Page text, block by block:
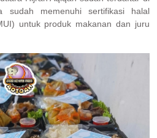
sudah memenuhi sertifikasi halal
untuk produk makanan dan juru